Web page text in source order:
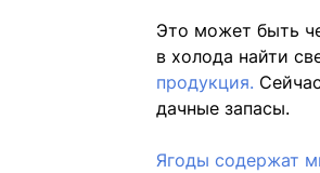
Это может быть
в холода найти
продукция.
дачные запасы.
Ягоды содержат